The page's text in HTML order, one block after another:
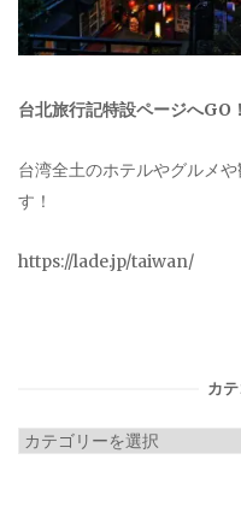
台北旅行記特設ページへGO！
台湾全土のホテルやグルメ
す！
https://lade.jp/taiwan/
カ
カ